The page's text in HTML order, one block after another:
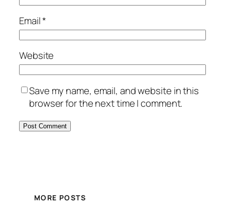
Email*
Website
Save my name, email, and website in this
browser for the next time I comment.
MORE POSTS